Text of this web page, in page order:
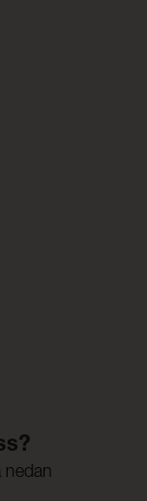
nedan